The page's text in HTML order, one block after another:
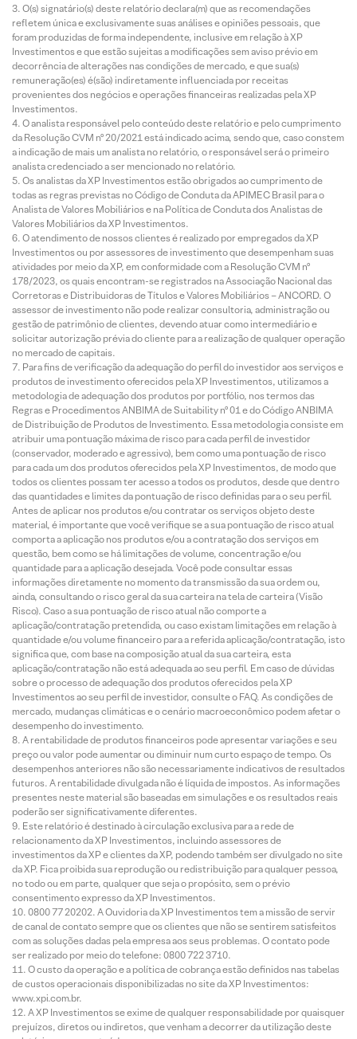
O(s) signatário(s) deste relatório declara(m) que as recomendações
refletem única e exclusivamente suas análises e opiniões pessoais, que
foram produzidas de forma independente, inclusive em relação à XP
Investimentos e que estão sujeitas a modificações sem aviso prévio em
decorrência de alterações nas condições de mercado, e que sua(s)
remuneração(es) é(são) indiretamente influenciada por receitas
provenientes dos negócios e operações financeiras realizadas pela XP
Investimentos.
O analista responsável pelo conteúdo deste relatório e pelo cumprimento
da Resolução CVM nº 20/2021 está indicado acima, sendo que, caso constem
a indicação de mais um analista no relatório, o responsável será o primeiro
analista credenciado a ser mencionado no relatório.
Os analistas da XP Investimentos estão obrigados ao cumprimento de
todas as regras previstas no Código de Conduta da APIMEC Brasil para o
Analista de Valores Mobiliários e na Política de Conduta dos Analistas de
Valores Mobiliários da XP Investimentos.
O atendimento de nossos clientes é realizado por empregados da XP
Investimentos ou por assessores de investimento que desempenham suas
atividades por meio da XP, em conformidade com a Resolução CVM nº
178/2023, os quais encontram-se registrados na Associação Nacional das
Corretoras e Distribuidoras de Títulos e Valores Mobiliários – ANCORD. O
assessor de investimento não pode realizar consultoria, administração ou
gestão de patrimônio de clientes, devendo atuar como intermediário e
solicitar autorização prévia do cliente para a realização de qualquer operação
no mercado de capitais.
Para fins de verificação da adequação do perfil do investidor aos serviços e
produtos de investimento oferecidos pela XP Investimentos, utilizamos a
metodologia de adequação dos produtos por portfólio, nos termos das
Regras e Procedimentos ANBIMA de Suitability nº 01 e do Código ANBIMA
de Distribuição de Produtos de Investimento. Essa metodologia consiste em
atribuir uma pontuação máxima de risco para cada perfil de investidor
(conservador, moderado e agressivo), bem como uma pontuação de risco
para cada um dos produtos oferecidos pela XP Investimentos, de modo que
todos os clientes possam ter acesso a todos os produtos, desde que dentro
das quantidades e limites da pontuação de risco definidas para o seu perfil.
Antes de aplicar nos produtos e/ou contratar os serviços objeto deste
material, é importante que você verifique se a sua pontuação de risco atual
comporta a aplicação nos produtos e/ou a contratação dos serviços em
questão, bem como se há limitações de volume, concentração e/ou
quantidade para a aplicação desejada. Você pode consultar essas
informações diretamente no momento da transmissão da sua ordem ou,
ainda, consultando o risco geral da sua carteira na tela de carteira (Visão
Risco). Caso a sua pontuação de risco atual não comporte a
aplicação/contratação pretendida, ou caso existam limitações em relação à
quantidade e/ou volume financeiro para a referida aplicação/contratação, isto
significa que, com base na composição atual da sua carteira, esta
aplicação/contratação não está adequada ao seu perfil. Em caso de dúvidas
sobre o processo de adequação dos produtos oferecidos pela XP
Investimentos ao seu perfil de investidor, consulte o FAQ. As condições de
mercado, mudanças climáticas e o cenário macroeconômico podem afetar o
desempenho do investimento.
A rentabilidade de produtos financeiros pode apresentar variações e seu
preço ou valor pode aumentar ou diminuir num curto espaço de tempo. Os
desempenhos anteriores não são necessariamente indicativos de resultados
futuros. A rentabilidade divulgada não é líquida de impostos. As informações
presentes neste material são baseadas em simulações e os resultados reais
poderão ser significativamente diferentes.
Este relatório é destinado à circulação exclusiva para a rede de
relacionamento da XP Investimentos, incluindo assessores de
investimentos da XP e clientes da XP, podendo também ser divulgado no site
da XP. Fica proibida sua reprodução ou redistribuição para qualquer pessoa,
no todo ou em parte, qualquer que seja o propósito, sem o prévio
consentimento expresso da XP Investimentos.
0800 77 20202. A Ouvidoria da XP Investimentos tem a missão de servir
de canal de contato sempre que os clientes que não se sentirem satisfeitos
com as soluções dadas pela empresa aos seus problemas. O contato pode
ser realizado por meio do telefone: 0800 722 3710.
O custo da operação e a política de cobrança estão definidos nas tabelas
de custos operacionais disponibilizadas no site da XP Investimentos:
www.xpi.com.br.
A XP Investimentos se exime de qualquer responsabilidade por quaisquer
prejuízos, diretos ou indiretos, que venham a decorrer da utilização deste